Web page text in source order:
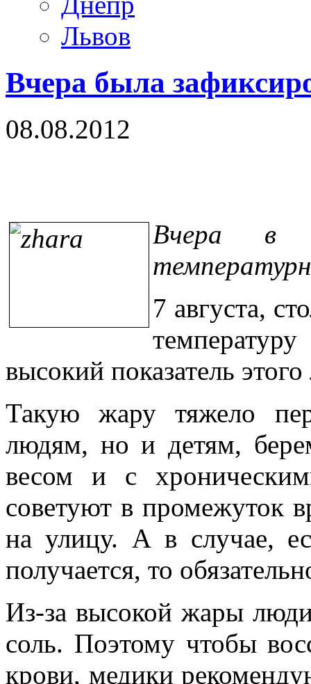
Львов
Вчера была
08.08.2012
Вчера в
7 августа,
высокий показатель
Такую жару тяжело
людям, но и детям,
весом и с
советуют в промежуток
на улицу. А в случае,
получается, то
Из-за высокой жары
соль. Поэтому чтобы
крови, медики